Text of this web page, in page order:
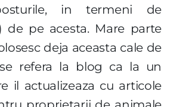
in termeni de
de pe acesta. Mare parte
deja aceasta cale de
refera la blog ca la un
il actualizeaza cu articole